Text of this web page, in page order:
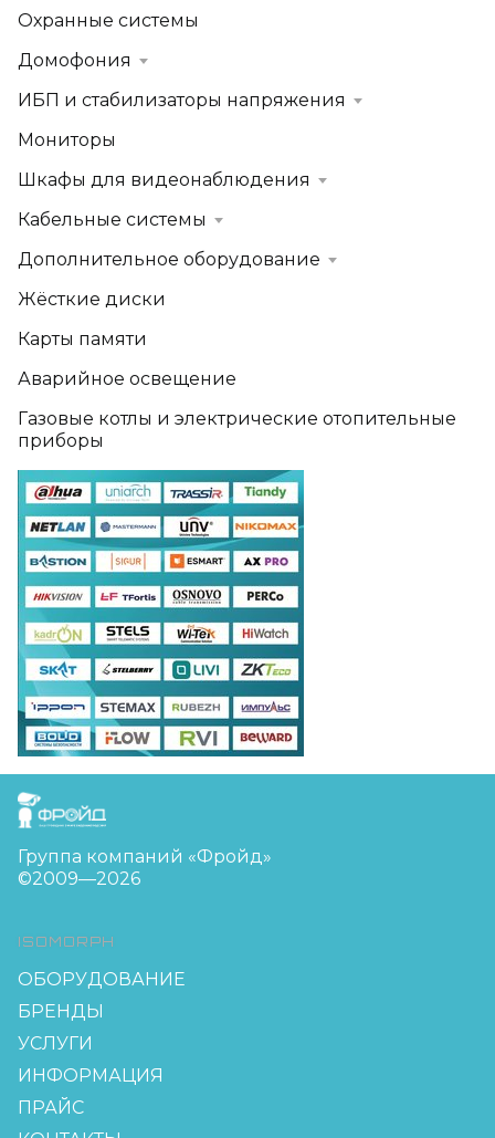
Охранные системы
Домофония
ИБП и стабилизаторы напряжения
Мониторы
Шкафы для видеонаблюдения
Кабельные системы
Дополнительное оборудование
Жёсткие диски
Карты памяти
Аварийное освещение
Газовые котлы и электрические отопительные
приборы
FreudGroup
Группа компаний «Фройд»
©2009—2026
ISOMORPH
ОБОРУДОВАНИЕ
БРЕНДЫ
УСЛУГИ
ИНФОРМАЦИЯ
ПРАЙС